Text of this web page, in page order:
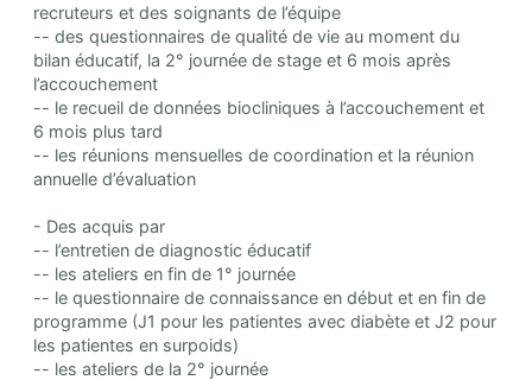
recruteurs et des soignants de l’équipe
-- des questionnaires de qualité de vie au moment du
bilan éducatif, la 2° journée de stage et 6 mois après
l’accouchement
-- le recueil de données biocliniques à l’accouchement et
6 mois plus tard
-- les réunions mensuelles de coordination et la réunion
annuelle d’évaluation
- Des acquis par
-- l’entretien de diagnostic éducatif
-- les ateliers en fin de 1° journée
-- le questionnaire de connaissance en début et en fin de
programme (J1 pour les patientes avec diabète et J2 pour
les patientes en surpoids)
-- les ateliers de la 2° journée